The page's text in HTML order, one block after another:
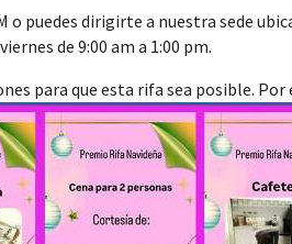
puedes dirigirte a nuestra sede
de 9:00 am a 1:00 pm.
para que esta rifa sea posible.